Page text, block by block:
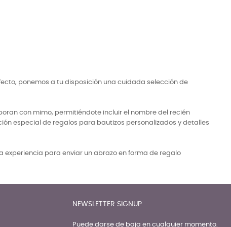
ponemos a tu disposición una cuidada selección de
con mimo, permitiéndote incluir el nombre del recién
especial de regalos para bautizos personalizados y detalles
experiencia para enviar un abrazo en forma de regalo
NEWSLETTER SIGNUP
Puede darse de baja en cualquier momento.